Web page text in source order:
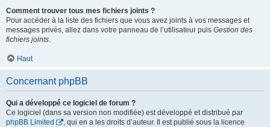
Comment trouver tous mes fichiers joints ?
Pour accéder à la liste des fichiers que vous avez joints à vos messages et
messages privés, allez dans votre panneau de l’utilisateur puis Gestion des
fichiers joints.
Haut
Concernant phpBB
Qui a développé ce logiciel de forum ?
Ce logiciel (dans sa version non modifiée) est développé et distribué par
phpBB Limited
, qui en a les droits d’auteur. Il est publié sous la licence